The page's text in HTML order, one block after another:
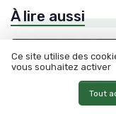
À lire aussi
Ce site utilise des
vous souhaitez activer
Tout